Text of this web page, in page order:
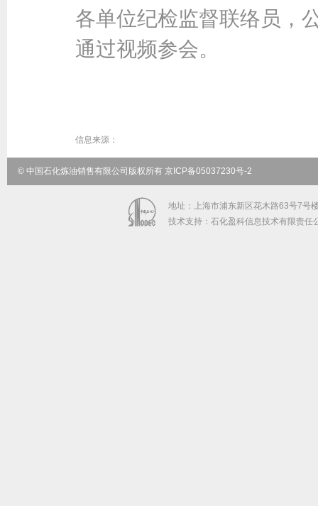
各单位纪检监督联络员，
通过视频参会。
信息来源：
© 中国石化炼油销售有限公司版权所有 京ICP备05037230号-2
地址：上海市浦东新区花木路63号7
技术支持：石化盈科信息技术有限责任